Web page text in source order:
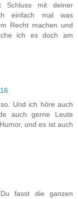
Schluss mit deiner
einfach mal was
Recht machen und
ich es doch am
Und ich höre auch
auch gerne Leute
und es ist auch
fasst die ganzen